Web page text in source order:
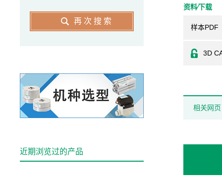
资料⁄下载
样本PDF
3D
相关网页
再次搜索
近期浏览过的产品